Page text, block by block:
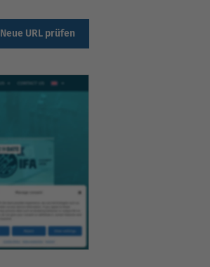
Neue URL prüfen